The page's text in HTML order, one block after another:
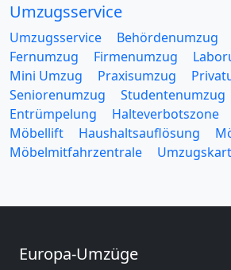
Umzugsservice
Umzugsservice Behördenumzug
Fernumzug
Firmenumzug
Mini Umzug
Praxisumzug
Seniorenumzug
Studentenumzug
Entrümpelung
Halteverbotszone
Möbellift
Haushaltsauflösung
Möbelmitfahrzentrale
Europa-Umzüge